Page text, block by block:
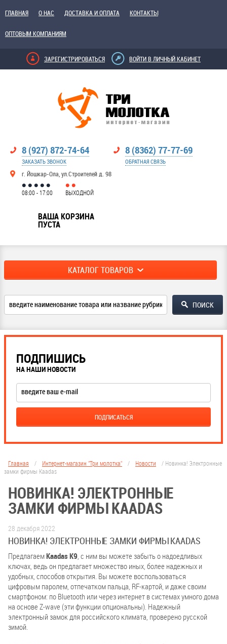
ГЛАВНАЯ О НАС ДОСТАВКА И ОПЛАТА КОНТАКТЫ
ОПТОВЫМ КОМПАНИЯМ
ЗАРЕГИСТРИРОВАТЬСЯ ВОЙТИ В ЛИЧНЫЙ КАБИНЕТ
8 (927) 872-74-64
ЗАКАЗАТЬ ЗВОНОК
г. Йошкар-Ола, ул.Строителей д. 98
8 (8362) 77-77-69
ОБРАТНАЯ СВЯЗЬ
08:00 - 17:00 ВЫХОДНОЙ
ВАША КОРЗИНА
ПУСТА
КАТАЛОГ ТОВАРОВ
ПОДПИШИСЬ
НА НАШИ НОВОСТИ
Главная / Интернет-магазин "Три молотка" / Новости / Новинка! Электронные
замки фирмы Kaadas
НОВИНКА! ЭЛЕКТРОННЫЕ
ЗАМКИ ФИРМЫ KAADAS
28 декабря 2022
НОВИНКА! ЭЛЕКТРОННЫЕ ЗАМКИ ФИРМЫ KAADAS
ПредлагаемKaadas K9, с ним вы можете забыть о надоедливых
ключах, ведь он предлагает множество иных, более надежных и
удобных, способов открытия. Вы можете воспользоваться
цифровым паролем, отпечатком пальца, RF-картой, и даже своим
смартфоном: по Bluetooth или через интернет в системах умного дома
на основе Z-wave (эти функции опциональны). Надежный
электронный замок для российского климата, проверено русской
зимой.